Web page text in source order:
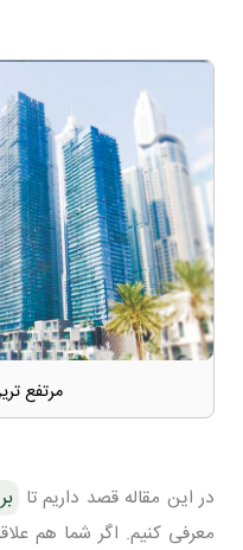
مرتفع
در این مقاله قصد داریم تا
معرفی کنیم. اگر شما هم